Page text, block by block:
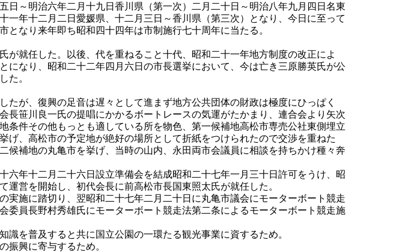
～明治六年二月十九日香川県（第一次）二月二十日～明治八年九月四日名東
年十二月二日愛媛県、十二月三日～香川県（第三次）となり、今日に至って
なり来年即ち昭和四十四年は市制施行七十周年に当たる。
就任した。以後、代を重ねること十代、昭和二十一年地方制度の改正によ
になり、昭和二十二年四月六日の市長選挙において、今は亡き三原勝英氏が公
た。
が、復興の足音は遅々として進まず地方公共団体の財政は極度にひっぱく
笹川良一氏の提唱にかかるボートレースの気運がたかまり、連合会より矢次
件その他もっとも適している所を物色、第一候補地高松市専売公社東側埋立
、高松市の予定地が絶好の場所として折紙をつけられたので交渉を重ねた
補地の丸亀市を挙げ、当時の山内、永田両市会議員に相談を持ちかけ種々奔
年十二月二十六日設立準備会を結成昭和二十七年一月三十日許可をうけ、昭
営を開始し、初代会長に前高松市長国東照太氏が就任した。
施に踏切り、翌昭和二十七年二月二十日に丸亀市議会にモーターボート競走
員長野村秀雄氏にモーターボート競走法第二条によるモーターボート競走施
を普及すると共に国立公園の一環たる観光事業に資するため。
振興に寄与するため。